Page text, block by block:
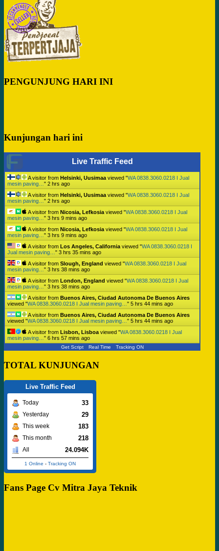
PENGUNJUNG HARI INI
Kunjungan hari ini
Live Traffic Feed
A visitor from Helsinki, Uusimaa viewed "WA 0838.3060.0218 I Jual
mesin paving… " 2 hrs ago
A visitor from Helsinki, Uusimaa viewed "WA 0838.3060.0218 I Jual
mesin paving… " 2 hrs ago
A visitor from Nicosia, Lefkosia viewed "WA 0838.3060.0218 I Jual
mesin paving… " 3 hrs 9 mins ago
A visitor from Nicosia, Lefkosia viewed "WA 0838.3060.0218 I Jual
mesin paving… " 3 hrs 9 mins ago
A visitor from Los Angeles, California viewed "WA 0838.3060.0218 I
Jual mesin paving… " 3 hrs 35 mins ago
A visitor from Slough, England viewed "WA 0838.3060.0218 I Jual
mesin paving… " 3 hrs 38 mins ago
A visitor from London, England viewed "WA 0838.3060.0218 I Jual
mesin paving… " 3 hrs 38 mins ago
A visitor from Buenos Aires, Ciudad Autonoma De Buenos Aires
viewed "WA 0838.3060.0218 I Jual mesin paving… " 5 hrs 44 mins ago
A visitor from Buenos Aires, Ciudad Autonoma De Buenos Aires
viewed "WA 0838.3060.0218 I Jual mesin paving… " 5 hrs 44 mins ago
A visitor from Lisbon, Lisboa viewed "WA 0838.3060.0218 I Jual
mesin paving… " 6 hrs 57 mins ago
Get Script Real Time Tracking ON
TOTAL KUNJUNGAN
Live Traffic Feed
Today 33
Yesterday 29
This week 183
This month 218
All 24.094K
1 Online - Tracking ON
Fans Page Cv Mitra Jaya Teknik